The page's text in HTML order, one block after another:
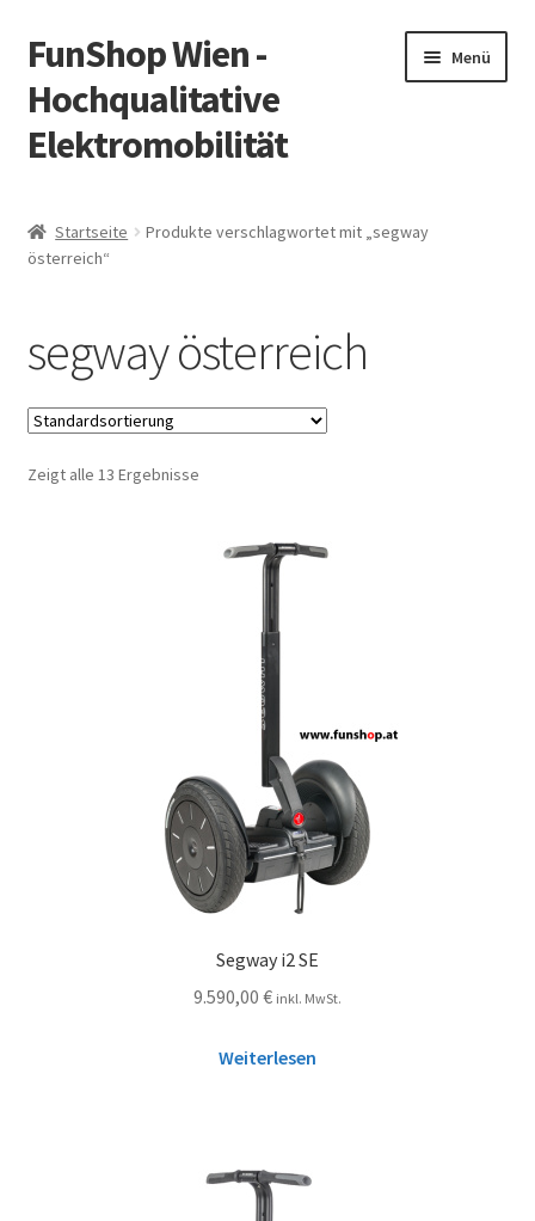
Zur
Navigation
springen
Zum
Inhalt
springen
FunShop Wien -
Hochqualitative
Elektromobilität
Menü
Informationen zur Rechtslage in Österreich
Über FunShop
Startseite
Produkte verschlagwortet mit „segway
österreich“
segway österreich
Zeigt alle 13 Ergebnisse
Segway i2 SE
9.590,00 € inkl. MwSt.
Weiterlesen